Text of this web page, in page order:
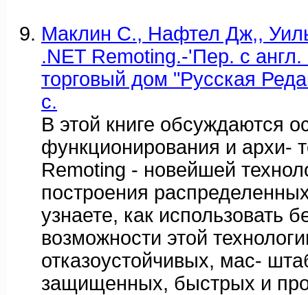
Маклин С., Нафтел Дж,,
.NET Remoting.-'Пер. с
торговый дом "Русская
с.
В этой книге обсуждаются
функционирования и архи-
Remoting - новейшей
построения
узнаете, как использовать
возможности этой
отказоустойчивых, мас-
защищенных, быстрых и